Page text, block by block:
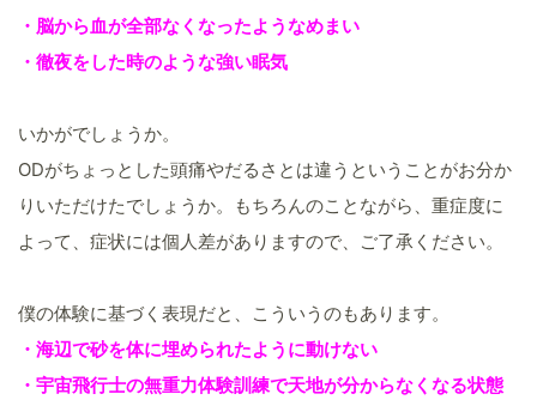
・脳から血が全部なくなったようなめまい
・徹夜をした時のような強い眠気
いかがでしょうか。
ODがちょっとした頭痛やだるさとは違うということがお分か
りいただけたでしょうか。もちろんのことながら、重症度に
よって、症状には個人差がありますので、ご了承ください。
僕の体験に基づく表現だと、こういうのもあります。
・海辺で砂を体に埋められたように動けない
・宇宙飛行士の無重力体験訓練で天地が分からなくなる状態